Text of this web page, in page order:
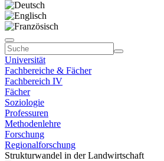
Universität
Fachbereiche & Fächer
Fachbereich IV
Fächer
Soziologie
Professuren
Methodenlehre
Forschung
Regionalforschung
Strukturwandel in der Landwirtschaft